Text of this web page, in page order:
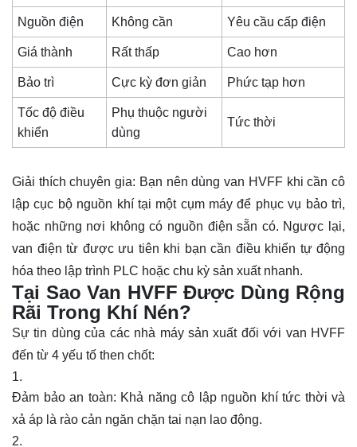
Nguồn điện Không cần Yêu cầu cấp điện
Giá thành Rất thấp Cao hơn
Bảo trì Cực kỳ đơn giản Phức tạp hơn
Tốc độ điều
khiển
Phụ thuộc người
dùng
Tức thời
Giải thích chuyên gia: Bạn nên dùng van HVFF khi cần cô
lập cục bộ nguồn khí tại một cụm máy để phục vụ bảo trì,
hoặc những nơi không có nguồn điện sẵn có. Ngược lại,
van điện từ được ưu tiên khi bạn cần điều khiển tự động
hóa theo lập trình PLC hoặc chu kỳ sản xuất nhanh.
Tại Sao Van HVFF Được Dùng Rộng
Rãi Trong Khí Nén?
Sự tin dùng của các nhà máy sản xuất đối với van HVFF
đến từ 4 yếu tố then chốt:
Đảm bảo an toàn: Khả năng cô lập nguồn khí tức thời và
xả áp là rào cản ngăn chặn tai nạn lao động.